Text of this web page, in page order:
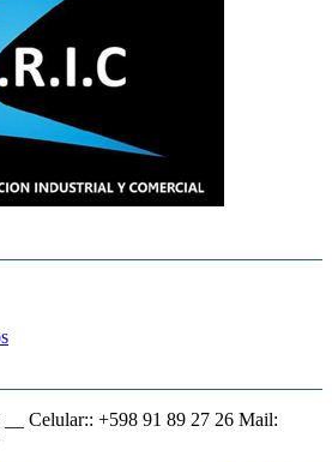
Celular:: +598 91 89 27 26 Mail: